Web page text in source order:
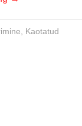
Kaotatud